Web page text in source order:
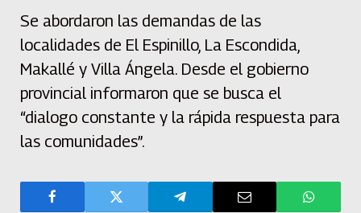
Se abordaron las demandas de las
localidades de El Espinillo, La Escondida,
Makallé y Villa Ángela. Desde el gobierno
provincial informaron que se busca el
“dialogo constante y la rápida respuesta para
las comunidades”.